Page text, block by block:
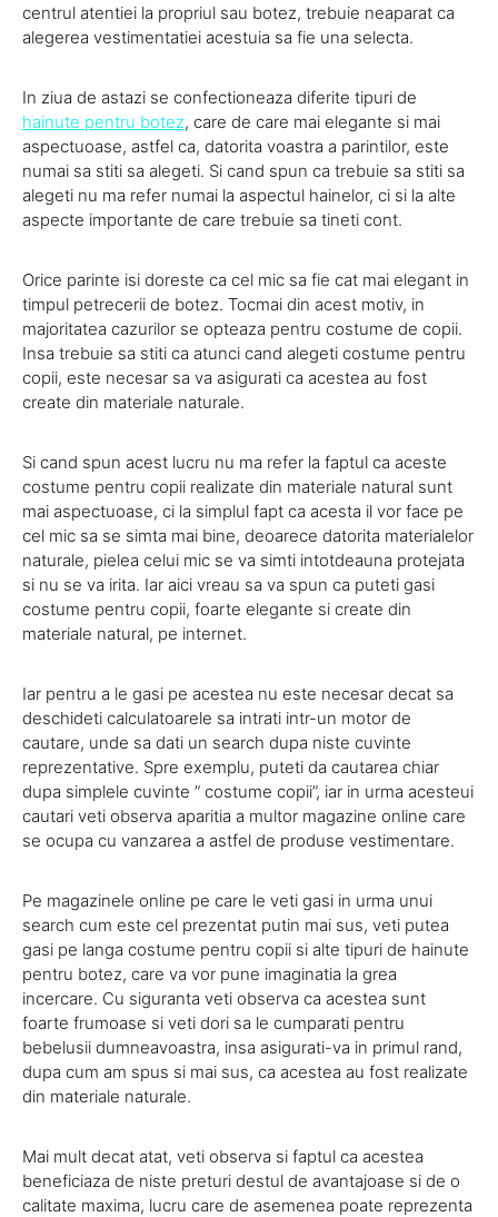
centrul atentiei la propriul sau botez, trebuie neaparat ca
alegerea vestimentatiei acestuia sa fie una selecta.
In ziua de astazi se confectioneaza diferite tipuri de
hainute pentru botez, care de care mai elegante si mai
aspectuoase, astfel ca, datorita voastra a parintilor, este
numai sa stiti sa alegeti. Si cand spun ca trebuie sa stiti sa
alegeti nu ma refer numai la aspectul hainelor, ci si la alte
aspecte importante de care trebuie sa tineti cont.
Orice parinte isi doreste ca cel mic sa fie cat mai elegant in
timpul petrecerii de botez. Tocmai din acest motiv, in
majoritatea cazurilor se opteaza pentru costume de copii.
Insa trebuie sa stiti ca atunci cand alegeti costume pentru
copii, este necesar sa va asigurati ca acestea au fost
create din materiale naturale.
Si cand spun acest lucru nu ma refer la faptul ca aceste
costume pentru copii realizate din materiale natural sunt
mai aspectuoase, ci la simplul fapt ca acesta il vor face pe
cel mic sa se simta mai bine, deoarece datorita materialelor
naturale, pielea celui mic se va simti intotdeauna protejata
si nu se va irita. Iar aici vreau sa va spun ca puteti gasi
costume pentru copii, foarte elegante si create din
materiale natural, pe internet.
Iar pentru a le gasi pe acestea nu este necesar decat sa
deschideti calculatoarele sa intrati intr-un motor de
cautare, unde sa dati un search dupa niste cuvinte
reprezentative. Spre exemplu, puteti da cautarea chiar
dupa simplele cuvinte ” costume copii”, iar in urma acesteui
cautari veti observa aparitia a multor magazine online care
se ocupa cu vanzarea a astfel de produse vestimentare.
Pe magazinele online pe care le veti gasi in urma unui
search cum este cel prezentat putin mai sus, veti putea
gasi pe langa costume pentru copii si alte tipuri de hainute
pentru botez, care va vor pune imaginatia la grea
incercare. Cu siguranta veti observa ca acestea sunt
foarte frumoase si veti dori sa le cumparati pentru
bebelusii dumneavoastra, insa asigurati-va in primul rand,
dupa cum am spus si mai sus, ca acestea au fost realizate
din materiale naturale.
Mai mult decat atat, veti observa si faptul ca acestea
beneficiaza de niste preturi destul de avantajoase si de o
calitate maxima, lucru care de asemenea poate reprezenta